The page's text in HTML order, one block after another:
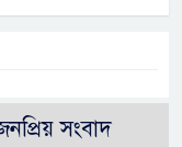
সংবাদ